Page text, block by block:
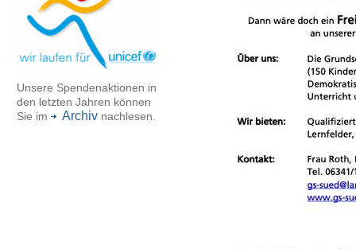
Unsere Spendenaktionen in
den letzten Jahren können
Sie im
Archiv nachlesen.